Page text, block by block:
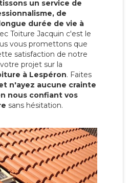
un service de
de
durée de vie à
Toiture Jacquin c'est le
vous promettons que
satisfaction de notre
projet sur la
à Lespéron. Faites
n'ayez aucune crainte
nous confiant vos
sans hésitation.